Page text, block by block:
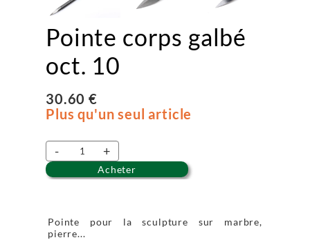
Pointe corps galbé
oct. 10
30.60 €
Plus qu'un seul article
- +
Acheter
Pointe pour la sculpture sur marbre,
pierre...